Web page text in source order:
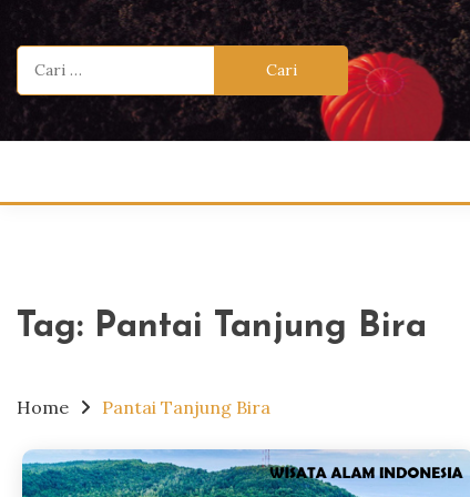
Skip
content
untuk:
Tag: Pantai Tanjung Bira
Home Pantai Tanjung Bira